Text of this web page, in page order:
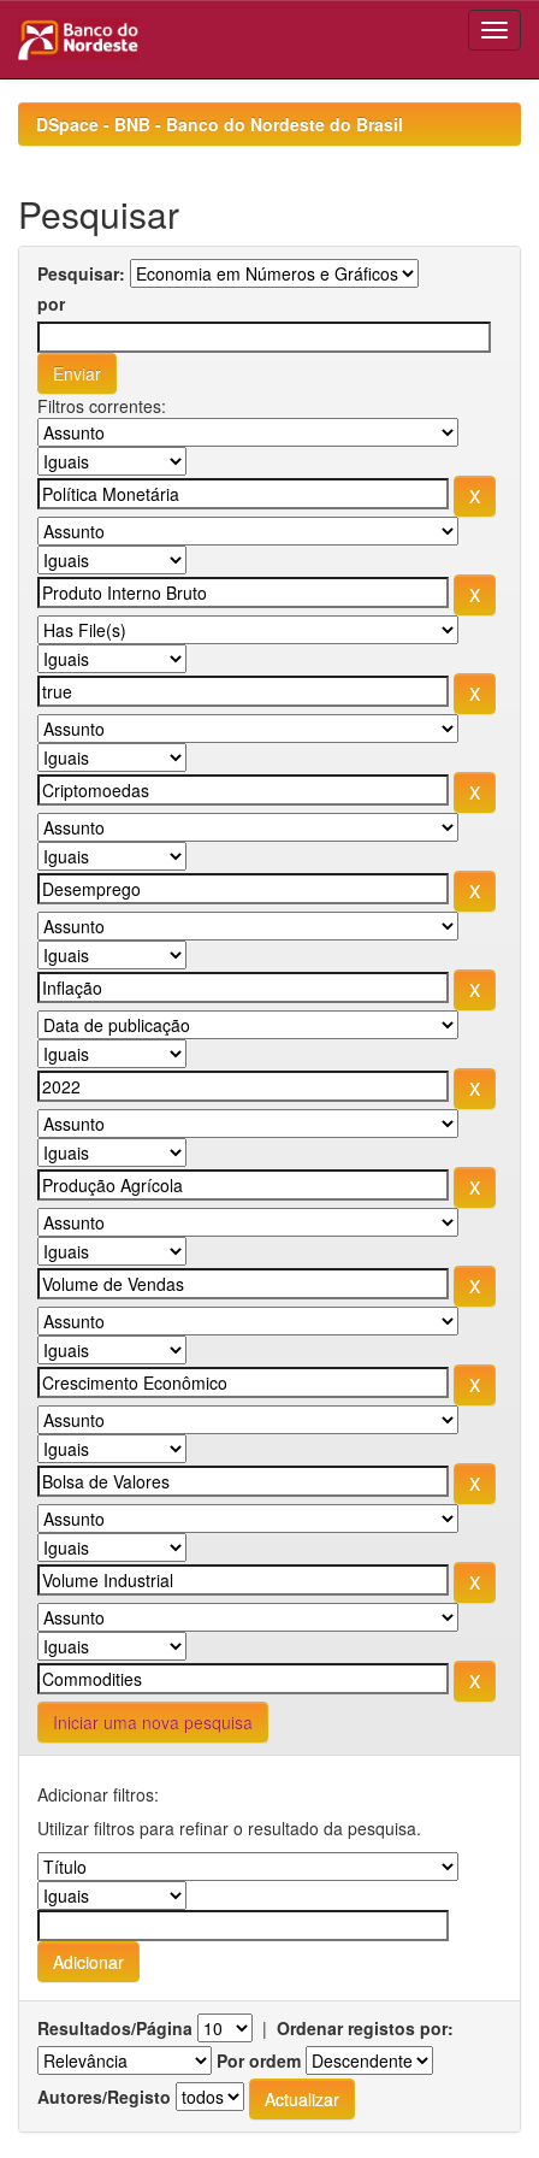
navigationDSpace - BNB - Banco do Nordeste do Brasil
Pesquisar
Pesquisar:
por
Filtros correntes:
Iniciar uma nova pesquisa
Adicionar filtros:
Utilizar filtros para refinar o resultado da pesquisa.
Resultados/Página | Ordenar registos por:
Por ordem
Autores/Registo